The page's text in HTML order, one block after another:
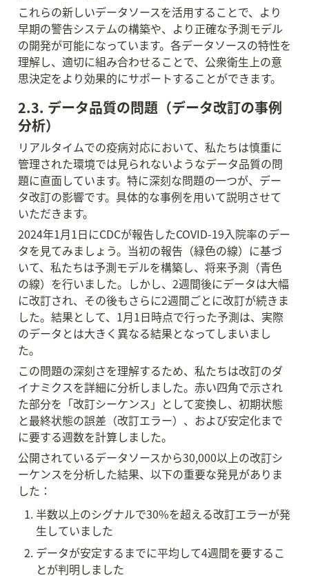
これらの新しいデータソースを活用することで、より
早期の警告システムの構築や、より正確な予測モデル
の開発が可能になっています。各データソースの特性を
理解し、適切に組み合わせることで、公衆衛生上の意
思決定をより効果的にサポートすることができます。
2.3. データ品質の問題（データ改訂の事例
分析）
リアルタイムでの疫病対応において、私たちは慎重に
管理された環境では見られないようなデータ品質の問
題に直面しています。特に深刻な問題の一つが、デー
タ改訂の影響です。具体的な事例を用いて説明させて
いただきます。
2024年1月1日にCDCが報告したCOVID-19入院率のデー
タを見てみましょう。当初の報告（緑色の線）に基づ
いて、私たちは予測モデルを構築し、将来予測（青色
の線）を行いました。しかし、2週間後にデータは大幅
に改訂され、その後もさらに2週間ごとに改訂が続きま
した。結果として、1月1日時点で行った予測は、実際
のデータとは大きく異なる結果となってしまいまし
た。
この問題の深刻さを理解するため、私たちは改訂のダ
イナミクスを詳細に分析しました。赤い四角で示され
た部分を「改訂シーケンス」として変換し、初期状態
と最終状態の誤差（改訂エラー）、および安定化まで
に要する週数を計算しました。
公開されているデータソースから30,000以上の改訂シ
ーケンスを分析した結果、以下の重要な発見がありま
した：
半数以上のシグナルで30%を超える改訂エラーが発
生していました
データが安定するまでに平均して4週間を要するこ
とが判明しました